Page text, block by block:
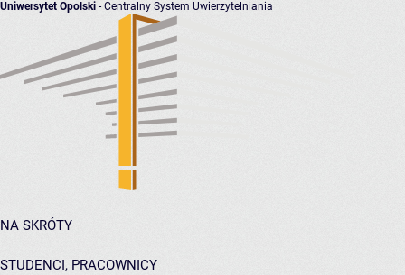
Uniwersytet Opolski - Centralny System Uwierzytelniania
NA SKRÓTY
STUDENCI, PRACOWNICY